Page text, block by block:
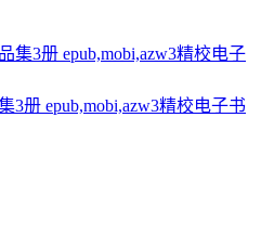
3册 epub,mobi,azw3精校电子书